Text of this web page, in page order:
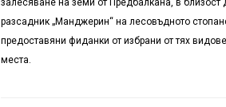
залесяване на земи от Предбалкана, в близост
разсадник „Манджерин“ на лесовъдното
предоставяни фиданки от избрани от тях
места.